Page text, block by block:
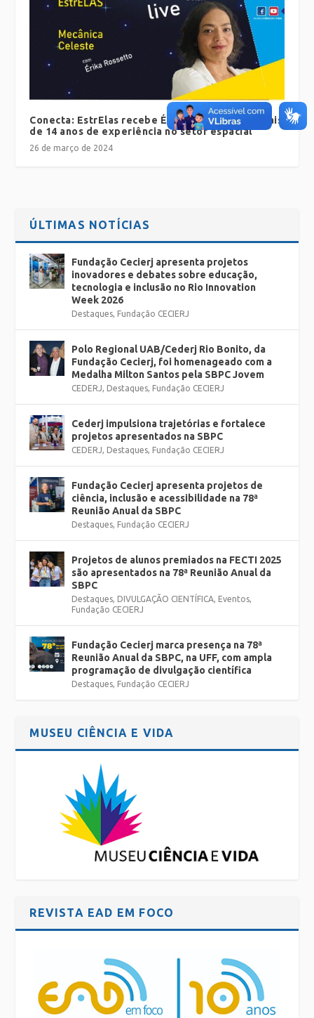
Conecta: EstrElas recebe Érika Rosseto, com mais
de 14 anos de experiência no setor espacial
26 de março de 2024
ÚLTIMAS NOTÍCIAS
Fundação Cecierj apresenta projetos
inovadores e debates sobre educação,
tecnologia e inclusão no Rio Innovation
Week 2026
Destaques, Fundação CECIERJ
Polo Regional UAB/Cederj Rio Bonito, da
Fundação Cecierj, foi homenageado com a
Medalha Milton Santos pela SBPC Jovem
CEDERJ, Destaques, Fundação CECIERJ
Cederj impulsiona trajetórias e fortalece
projetos apresentados na SBPC
CEDERJ, Destaques, Fundação CECIERJ
Fundação Cecierj apresenta projetos de
ciência, inclusão e acessibilidade na 78ª
Reunião Anual da SBPC
Destaques, Fundação CECIERJ
Projetos de alunos premiados na FECTI 2025
são apresentados na 78ª Reunião Anual da
SBPC
Destaques, DIVULGAÇÃO CIENTÍFICA, Eventos,
Fundação CECIERJ
Fundação Cecierj marca presença na 78ª
Reunião Anual da SBPC, na UFF, com ampla
programação de divulgação científica
Destaques, Fundação CECIERJ
MUSEU CIÊNCIA E VIDA
REVISTA EAD EM FOCO